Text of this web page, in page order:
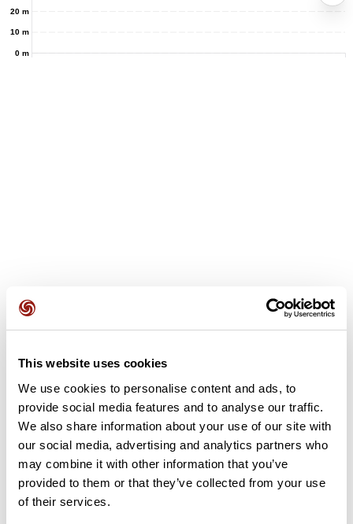
This website uses cookies
We use cookies to personalise content and ads, to
provide social media features and to analyse our traffic.
We also share information about your use of our site with
our social media, advertising and analytics partners who
may combine it with other information that you’ve
provided to them or that they’ve collected from your use
of their services.
0 m
10 m
20 m
Opiniones de los usuarios
Este recorrido aún no contiene opiniones. ¿Ya lo has
Añadir una opinión